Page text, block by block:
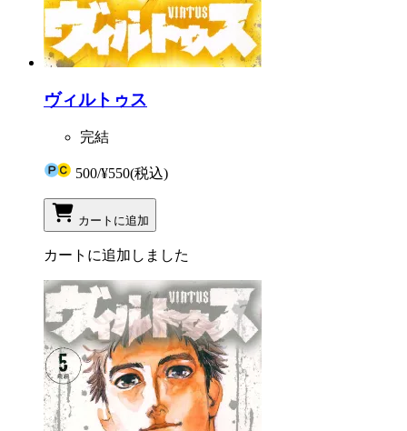
ヴィルトゥス
完結
500/¥550(税込)
カートに追加
カートに追加しました